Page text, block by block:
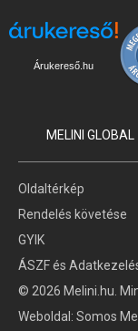
Árukereső.hu
MELINI GLOBAL
Weboldal: Somos
© 2026 Melini.hu.
ÁSZF és
GYIK
Rendelés követése
Oldaltérkép